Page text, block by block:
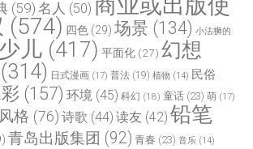
(59) 名人 (50)
(574) 四色 (29) 场景 (134) 小法狮的
少儿 (417) 平面化 (27) 幻想
(314) 日式漫画 (17) 普法 (19) 植物 (14) 民俗
(157) 环境 (45) 科幻 (18) 童话 (23) 萌 (17)
格 (76) 诗歌 (44) 读友 (42) 铅笔
青岛出版集团 (92) 青春 (23) 音乐 (14)